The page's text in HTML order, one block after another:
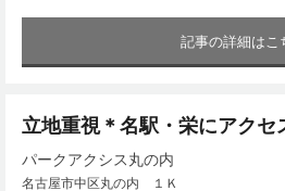
記事の詳細はこ
立地重視＊名駅・栄にアクセ
パークアクシス丸の内
名古屋市中区丸の内 １Ｋ